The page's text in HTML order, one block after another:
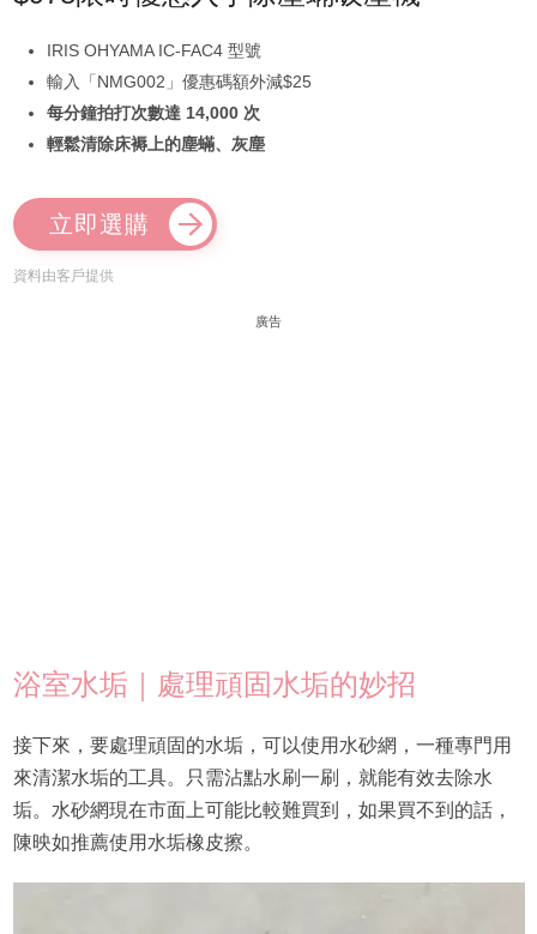
IRIS OHYAMA IC-FAC4 型號
輸入「NMG002」優惠碼額外減$25
每分鐘拍打次數達 14,000 次
輕鬆清除床褥上的塵蟎、灰塵
立即選購
資料由客戶提供
廣告
浴室水垢｜處理頑固水垢的妙招
接下來，要處理頑固的水垢，可以使用水砂網，一種專門用
來清潔水垢的工具。只需沾點水刷一刷，就能有效去除水
垢。水砂網現在市面上可能比較難買到，如果買不到的話，
陳映如推薦使用水垢橡皮擦。